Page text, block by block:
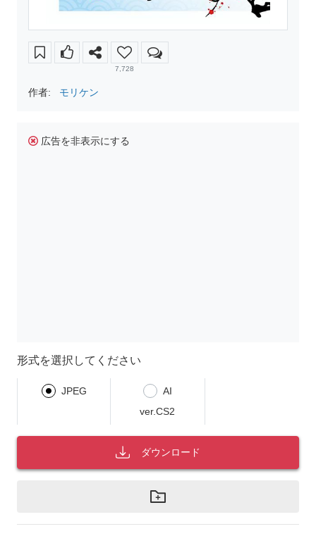
7,728
作者: モリケン
広告を非表示にする
形式を選択してください
JPEG
AI
ver.CS2
ダウンロード